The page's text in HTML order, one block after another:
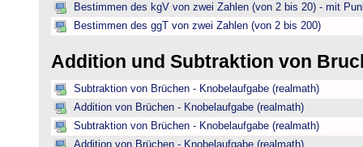
Bestimmen des kgV von zwei Zahlen (von 2 bis 20) - mit
Bestimmen des ggT von zwei Zahlen (von 2 bis 200)
Addition und Subtraktion von
Subtraktion von Brüchen - Knobelaufgabe (realmath)
Addition von Brüchen - Knobelaufgabe (realmath)
Subtraktion von Brüchen - Knobelaufgabe (realmath)
Addition von Brüchen - Knobelaufgabe (realmath)